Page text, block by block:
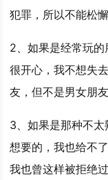
犯罪，所以不能松
2、如果是经常玩
很开心，我不想失
友，但不是男女朋友
3、如果是那种不
想要的，我也给不
我也曾这样被拒绝